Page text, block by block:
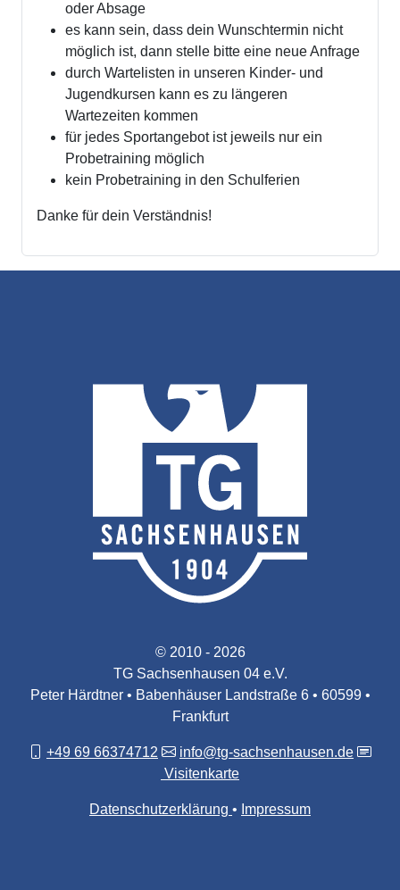
oder Absage
es kann sein, dass dein Wunschtermin nicht
möglich ist, dann stelle bitte eine neue Anfrage
durch Wartelisten in unseren Kinder- und
Jugendkursen kann es zu längeren
Wartezeiten kommen
für jedes Sportangebot ist jeweils nur ein
Probetraining möglich
kein Probetraining in den Schulferien
Danke für dein Verständnis!
© 2010 - 2026
TG Sachsenhausen 04 e.V.
Peter Härdtner • Babenhäuser Landstraße 6 • 60599 •
Frankfurt
+49 69 66374712
info@tg-sachsenhausen.de
Visitenkarte
Datenschutzerklärung Impressum